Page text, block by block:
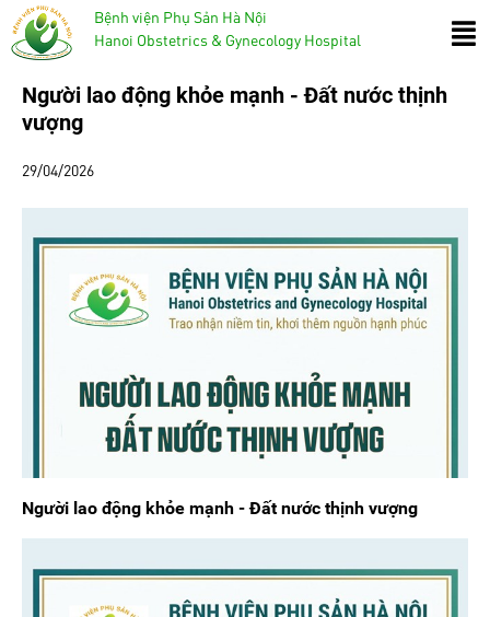
Bệnh viện Phụ Sản Hà Nội
Hanoi Obstetrics & Gynecology Hospital
Người lao động khỏe mạnh - Đất nước thịnh
vượng
29/04/2026
Người lao động khỏe mạnh - Đất nước thịnh vượng